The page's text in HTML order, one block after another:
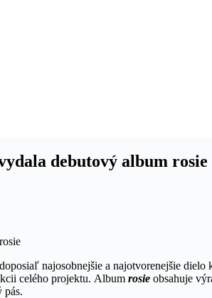
debutový album rosie
najosobnejšie a najotvorenejšie dielo
celého projektu. Album rosie obsahuje
pás.